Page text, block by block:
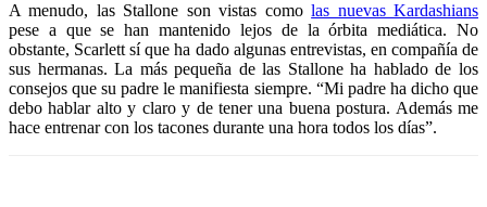
A menudo, las Stallone son vistas comolas nuevas Kardashians
pese a que se han mantenido lejos de la órbita mediática. No
obstante, Scarlett sí que ha dado algunas entrevistas, en compañía de
sus hermanas. La más pequeña de las Stallone ha hablado de los
consejos que su padre le manifiesta siempre. “Mi padre ha dicho que
debo hablar alto y claro y de tener una buena postura. Además me
hace entrenar con los tacones durante una hora todos los días”.